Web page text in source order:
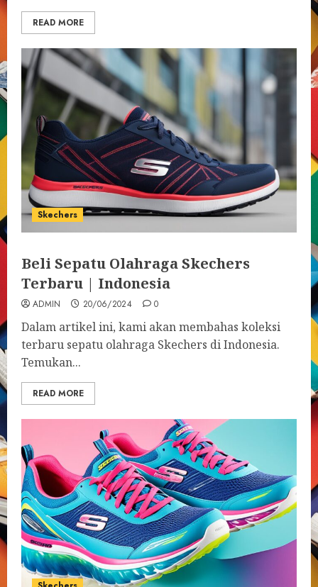
READ MORE
Skechers
Beli Sepatu Olahraga Skechers
Terbaru | Indonesia
ADMIN 20/06/2024 0
Dalam artikel ini, kami akan membahas koleksi
terbaru sepatu olahraga Skechers di Indonesia.
Temukan...
READ MORE